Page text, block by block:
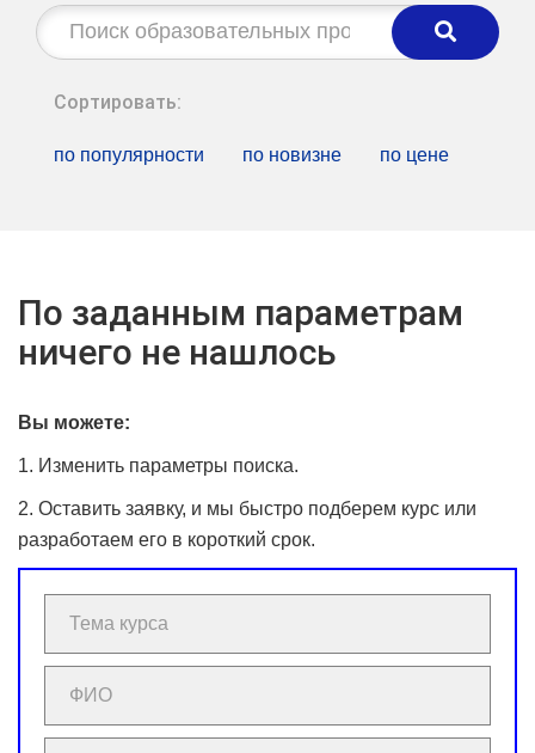
Строка
поиска:
Сортировать:
по популярности по новизне по цене
По заданным параметрам
ничего не нашлось
Вы можете:
1. Изменить параметры поиска.
2. Оставить заявку, и мы быстро подберем курс или
разработаем его в короткий срок.